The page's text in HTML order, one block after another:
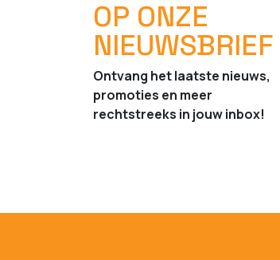
OP ONZE
NIEUWSBRIEF
Ontvang het laatste nieuws,
promoties en meer
rechtstreeks in jouw inbox!